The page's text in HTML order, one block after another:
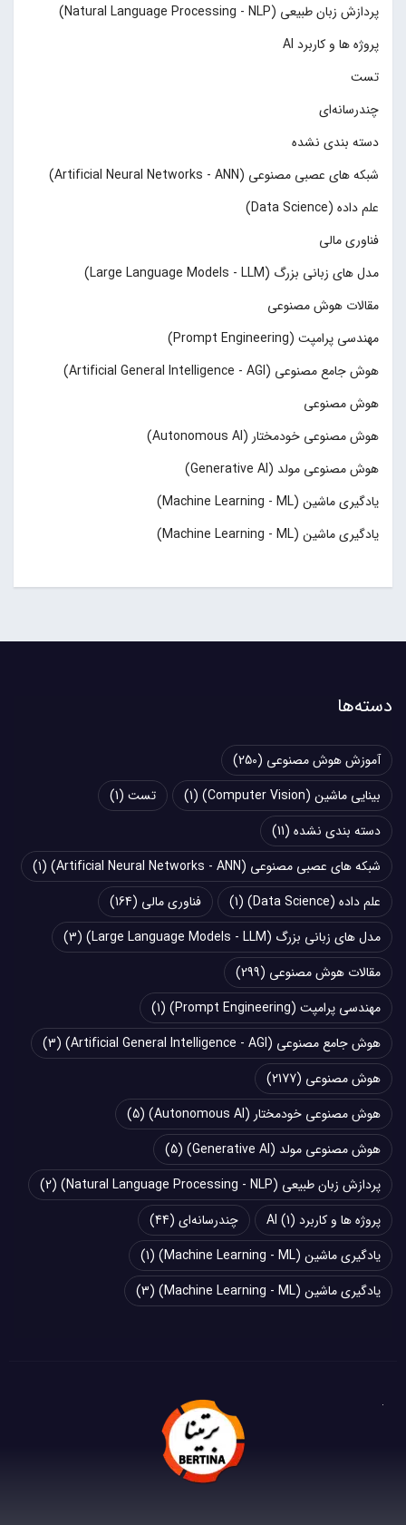
پردازش زبان طبیعی (Natural Language Processing - NLP)
پروژه ها و کاربرد AI
تست
چند‌‌رسانه‌ای
دسته بندی نشده
شبکه های عصبی مصنوعی (Artificial Neural Networks - ANN)
علم داده (Data Science)
فناوری مالی
مدل های زبانی بزرگ (Large Language Models - LLM)
مقالات هوش مصنوعی
مهندسی پرامپت (Prompt Engineering)
هوش جامع مصنوعی (Artificial General Intelligence - AGI)
هوش مصنوعی
هوش مصنوعی خودمختار (Autonomous AI)
هوش مصنوعی مولد (Generative AI)
یادگیری ماشین (Machine Learning - ML)
یادگیری ماشین (Machine Learning - ML)
دسته‌ها
آموزش هوش مصنوعی (250)
بینایی ماشین (Computer Vision)
(1) تست (1)
دسته بندی نشده (11)
شبکه های عصبی مصنوعی (Artificial Neural Networks - ANN)
(1)
علم داده (Data Science)
(1) فناوری مالی (164)
مدل های زبانی بزرگ (Large Language Models - LLM)
(3)
مقالات هوش مصنوعی (299)
مهندسی پرامپت (Prompt Engineering)
(1)
هوش جامع مصنوعی (Artificial General Intelligence - AGI)
(3)
هوش مصنوعی (2177)
هوش مصنوعی خودمختار (Autonomous AI)
(5)
هوش مصنوعی مولد (Generative AI)
(5)
پردازش زبان طبیعی (Natural Language Processing - NLP)
(2)
پروژه ها و کاربرد AI (1) چند‌‌رسانه‌ای (44)
یادگیری ماشین (Machine Learning - ML)
(1)
یادگیری ماشین (Machine Learning - ML)
(3)